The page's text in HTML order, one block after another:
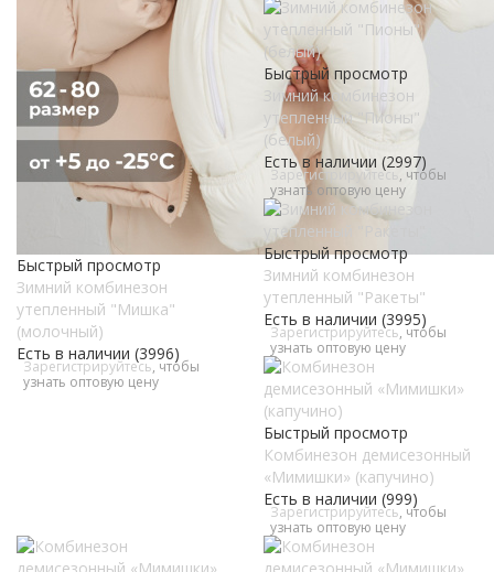
Быстрый просмотр
Зимний комбинезон
утепленный "Мишка"
(молочный)
Есть в наличии (3996)
Зарегистрируйтесь, чтобы
узнать оптовую цену
Быстрый просмотр
Зимний комбинезон
утепленный "Пионы"
(белый)
Есть в наличии (2997)
Зарегистрируйтесь , чтобы
узнать оптовую цену
Быстрый просмотр
Зимний комбинезон
утепленный "Ракеты"
Есть в наличии (3995)
Зарегистрируйтесь, чтобы
узнать оптовую цену
Быстрый просмотр
Комбинезон демисезонный
«Мимишки» (капучино)
Есть в наличии (999)
Зарегистрируйтесь, чтобы
узнать оптовую цену